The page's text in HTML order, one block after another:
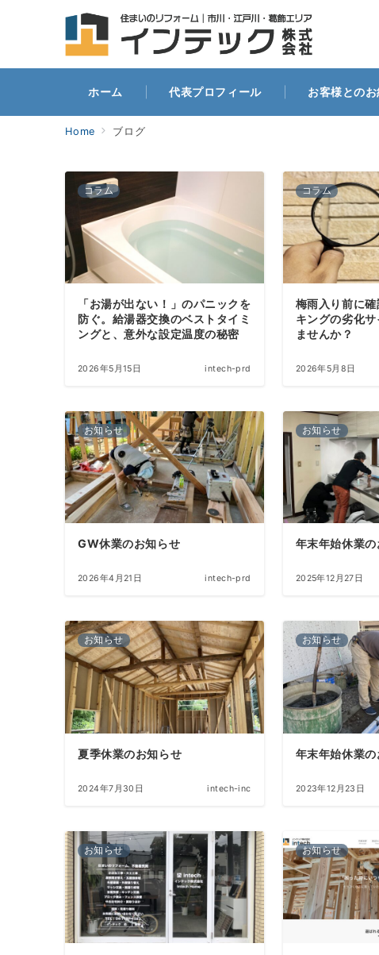
ホーム 代表プロフィール お客様との
Home ブログ
コラム
「お湯が出ない！」のパニックを
防ぐ。給湯器交換のベストタイミ
ングと、意外な設定温度の秘密
2026年5月15日 intech-prd
コラム
梅雨入り前に
キングの劣化
ませんか？
2026年5月8日
お知らせ
GW休業のお知らせ
2026年4月21日 intech-prd
お知らせ
年末年始休業
2025年12月27日
お知らせ
夏季休業のお知らせ
2024年7月30日 intech-inc
お知らせ
年末年始休業
2023年12月23日
お知らせ お知らせ